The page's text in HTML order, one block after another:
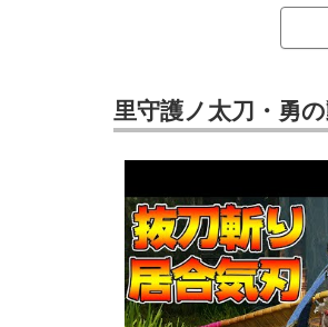
里守護ノ太刀・勇